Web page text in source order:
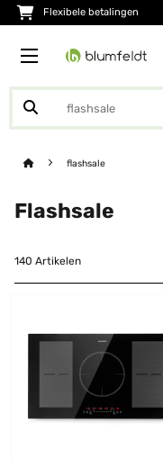
Flexibele betalingen
flashsale
Flashsale
140 Artikelen